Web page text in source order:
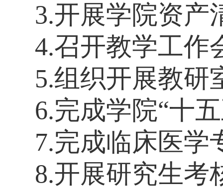
3.开展学院资产
4.召开教学工作
5.组织开展教研
6.完成学院“十
7.完成临床医学
8.开展研究生考